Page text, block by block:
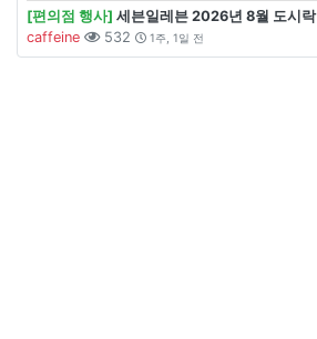
[편의점 행사] 세븐일레븐 2026년 8월 도시락
caffeine
532 1주, 1일 전